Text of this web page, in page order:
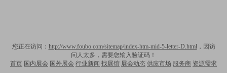
您正在访问： http://www.foubo.com/sitemap/index-htm-mid-5-letter-D.html，因访
问人太多，需要您输入验证码！
首页 国内展会 国外展会 行业新闻 找展馆 展会动态 供应市场 服务商 资源需求